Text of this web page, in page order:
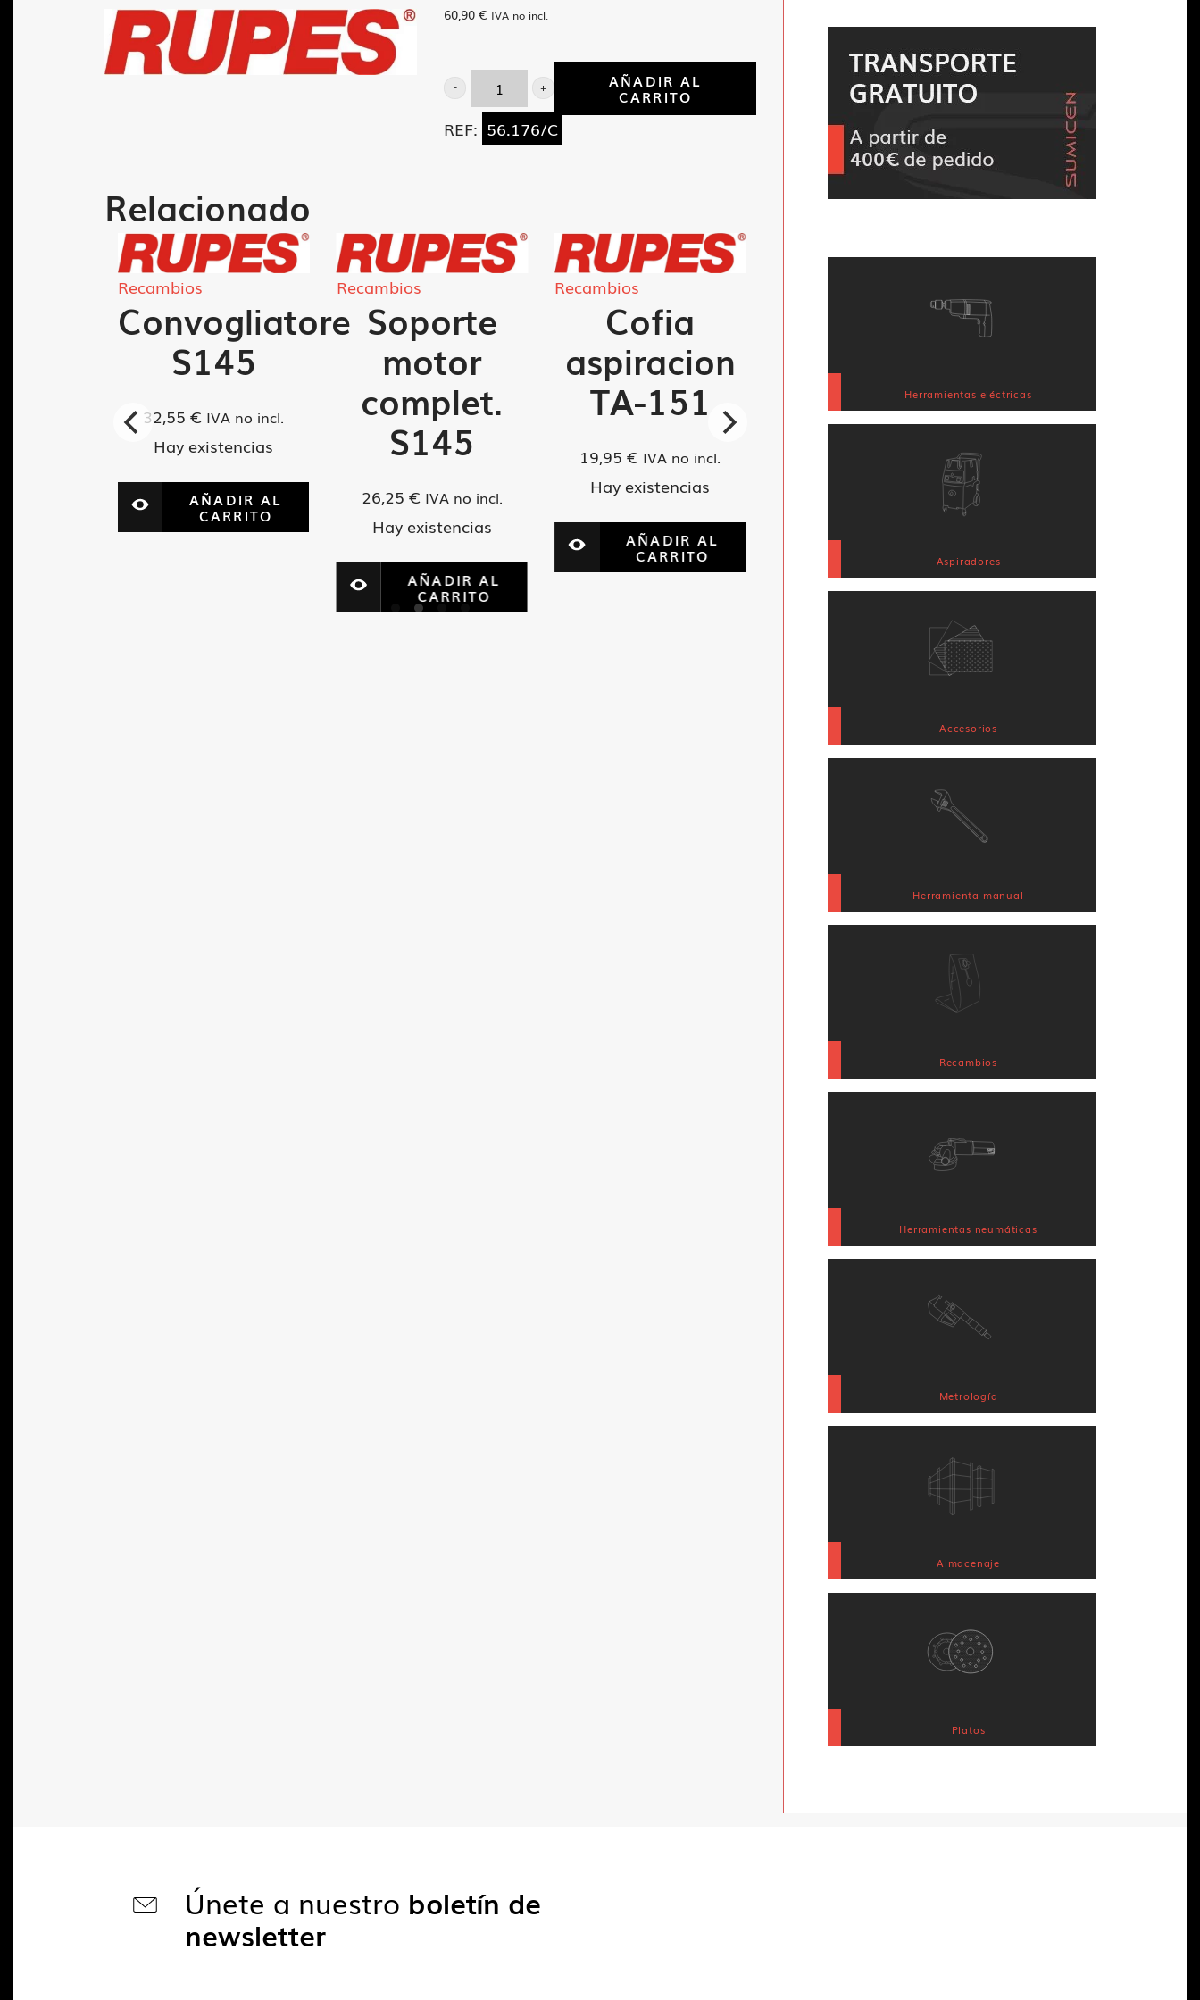
60,90 € IVA no incl.
Perno
c/rodamientos
AÑADIR AL
CARRITO
REF: 56.176/C
Relacionado
Recambios
Convogliatore
S145
32,55€ IVA no incl.
Hay existencias
AÑADIR AL
CARRITO
Recambios
Soporte
motor
complet.
S145
26,25 € IVA no incl.
Hay existencias
AÑADIR AL
CARRITO
Recambios
Cofia
aspiracion
TA-151
19,95€ IVA no incl.
Hay existencias
AÑADIR AL
CARRITO
Herramientas eléctricas
Aspiradores
Accesorios
Herramienta manual
Recambios
Herramientas neumáticas
Metrología
Almacenaje
Platos
Únete a nuestro boletín de
newsletter